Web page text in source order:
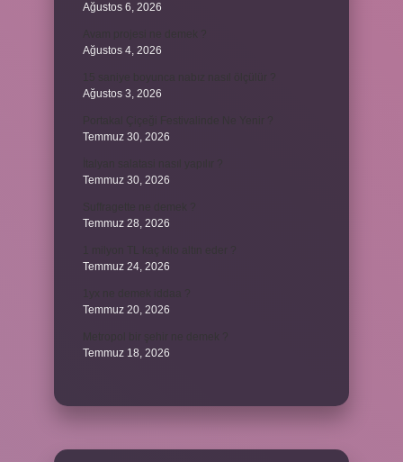
Ağustos 6, 2026
Ağustos 4, 2026
Ağustos 3, 2026
Temmuz 30, 2026
Temmuz 30, 2026
Temmuz 28, 2026
Temmuz 24, 2026
Temmuz 20, 2026
Temmuz 18, 2026